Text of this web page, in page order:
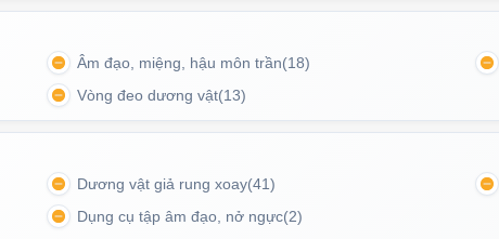
Âm đạo, miệng, hậu môn trần(18)
Vòng đeo dương vật(13)
Dương vật giả rung xoay(41)
Dụng cụ tập âm đạo, nở ngực(2)